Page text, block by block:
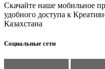
Скачайте наше мобильное
удобного доступа к
Казахстана
Социальные сети